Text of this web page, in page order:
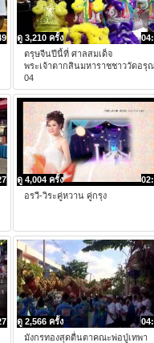
ดู 3,210 ครั้ง
ตรุษจีนปีนี้ที่ ศาลสมเด็จ
พระเจ้าตากสินมหาราชชาววัดอรุ
04
ดู 4,004 ครั้ง
อรวี-วิระคู่หวาน คู่กรุง
ดู 2,566 ครั้ง
มังกรทองสุดตื่นตาคณะพ่อปู่เทพา